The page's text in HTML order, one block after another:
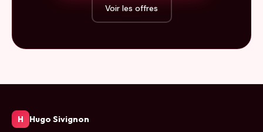
Voir les offres
H Hugo Sivignon